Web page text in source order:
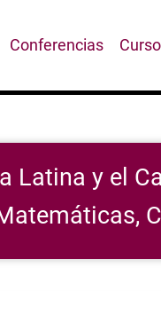
Conferencias
Latina y el